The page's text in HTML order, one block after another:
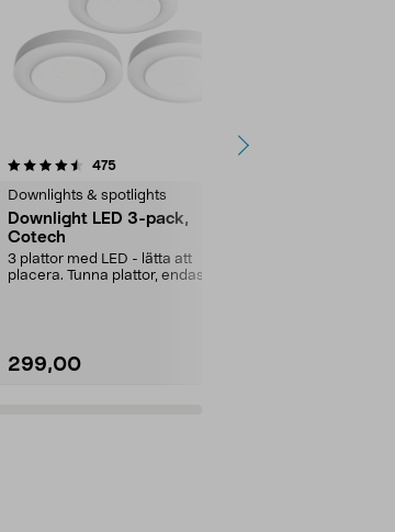
475recensioner
Downlights & spotlights
Downlight LED 3-pack,
Cotech
3 plattor med LED - lätta att
placera. Tunna plattor, endast 9
299,00
4.5 av 5 stjärnor